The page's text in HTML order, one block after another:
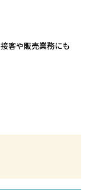
接客や販売業務にも